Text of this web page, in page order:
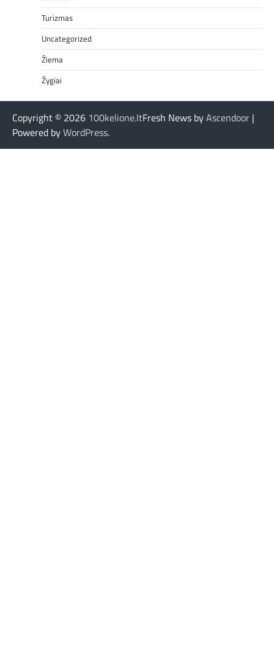
Turizmas
Uncategorized
Žiema
Žygiai
Copyright © 2026 100kelione.ltFresh News byAscendoor |
Powered byWordPress.